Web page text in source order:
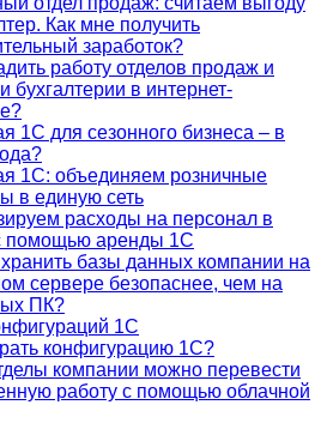
Как мне получить
заработок?
работу отделов продаж и
бухгалтерии в интернет-
1С для сезонного бизнеса – в
1С: объединяем розничные
в единую сеть
расходы на персонал в
помощью аренды 1С
базы данных компании на
сервере безопаснее, чем на
ПК?
1С
конфигурацию 1С?
компании можно перевести
работу с помощью облачной